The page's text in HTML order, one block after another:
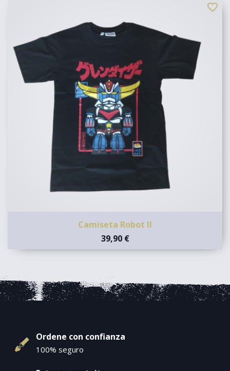
Camiseta Robot II
39,90 €
favorite_border
Ordene con confianza
100% seguro